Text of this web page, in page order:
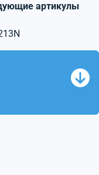
артикулы